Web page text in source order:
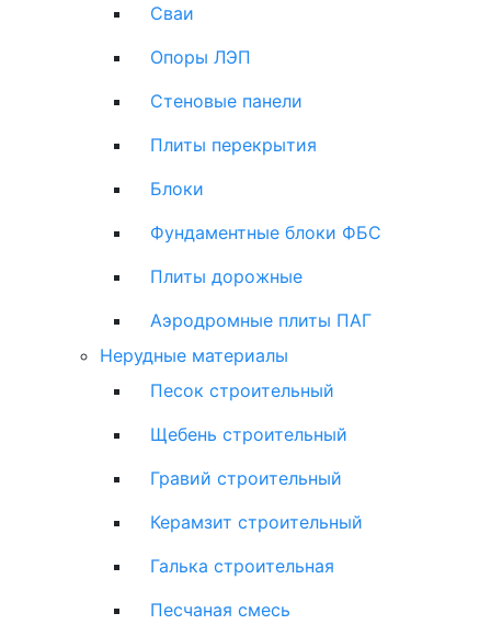
Сваи
Опоры ЛЭП
Стеновые панели
Плиты перекрытия
Блоки
Фундаментные блоки ФБС
Плиты дорожные
Аэродромные плиты ПАГ
Нерудные материалы
Песок строительный
Щебень строительный
Гравий строительный
Керамзит строительный
Галька строительная
Песчаная смесь